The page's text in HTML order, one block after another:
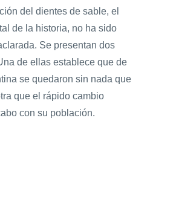
del dientes de sable, el
de la historia, no ha sido
Se presentan dos
de ellas establece que de
se quedaron sin nada que
que el rápido cambio
con su población.